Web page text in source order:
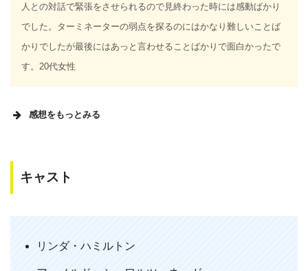
人との対話で緊張をさせられるので見終わった時には感動ばかり
でした。ターミネーターの弱点を探るのにはかなり難しいことば
かりでしたが最後にはあっと言わせることばかりで面白かったで
す。20代女性
感想をもっとみる
【ストーリーがちょっと雑】
ッガーも出るのでキャストは完璧です。しかしストーリーの部
分が退屈で無理のある展開が多く、そこが残念でした。特にジ
キャスト
リンダ・ハミルトン